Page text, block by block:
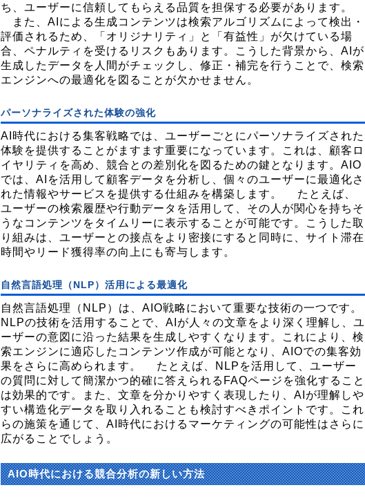
ち、ユーザーに信頼してもらえる品質を担保する必要があります。
また、AIによる生成コンテンツは検索アルゴリズムによって検出・
評価されるため、「オリジナリティ」と「有益性」が欠けている場
合、ペナルティを受けるリスクもあります。こうした背景から、AIが
生成したデータを人間がチェックし、修正・補完を行うことで、検索
エンジンへの最適化を図ることが欠かせません。
パーソナライズされた体験の強化
AI時代における集客戦略では、ユーザーごとにパーソナライズされた
体験を提供することがますます重要になっています。これは、顧客ロ
イヤリティを高め、競合との差別化を図るための鍵となります。AIO
では、AIを活用して顧客データを分析し、個々のユーザーに最適化さ
れた情報やサービスを提供する仕組みを構築します。 たとえば、
ユーザーの検索履歴や行動データを活用して、その人が関心を持ちそ
うなコンテンツをタイムリーに表示することが可能です。こうした取
り組みは、ユーザーとの接点をより密接にすると同時に、サイト滞在
時間やリード獲得率の向上にも寄与します。
自然言語処理（NLP）活用による最適化
自然言語処理（NLP）は、AIO戦略において重要な技術の一つです。
NLPの技術を活用することで、AIが人々の文章をより深く理解し、ユ
ーザーの意図に沿った結果を生成しやすくなります。これにより、検
索エンジンに適応したコンテンツ作成が可能となり、AIOでの集客効
果をさらに高められます。 たとえば、NLPを活用して、ユーザー
の質問に対して簡潔かつ的確に答えられるFAQページを強化すること
は効果的です。また、文章を分かりやすく表現したり、AIが理解しや
すい構造化データを取り入れることも検討すべきポイントです。これ
らの施策を通じて、AI時代におけるマーケティングの可能性はさらに
広がることでしょう。
AIO時代における競合分析の新しい方法